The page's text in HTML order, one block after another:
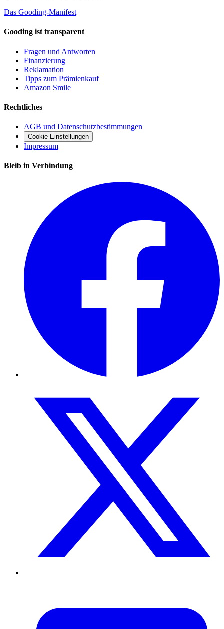
Das Gooding-Manifest
Gooding ist transparent
Fragen und Antworten
Finanzierung
Reklamation
Tipps zum Prämienkauf
Amazon Smile
Rechtliches
AGB und Datenschutzbestimmungen
Cookie Einstellungen
Impressum
Bleib in Verbindung